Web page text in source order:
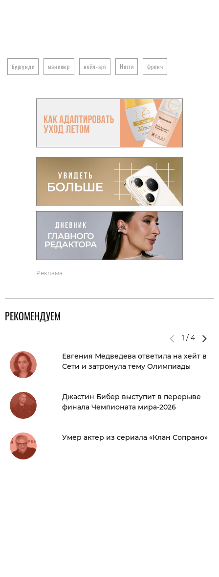
бургунди маникюр нейл-арт Ногти френч
Реклама
РЕКОМЕНДУЕМ
1 / 4
Евгения Медведева ответила на хейт в
Сети и затронула тему Олимпиады
Джастин Бибер выступит в перерыве
финала Чемпионата мира-2026
Умер актер из сериала «Клан Сопрано»